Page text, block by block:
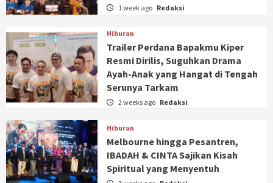
1 week ago Redaksi
Hiburan
Trailer Perdana Bapakmu Kiper
Resmi Dirilis, Suguhkan Drama
Ayah-Anak yang Hangat di Tengah
Serunya Tarkam
2 weeks ago Redaksi
Hiburan
Melbourne hingga Pesantren,
IBADAH & CINTA Sajikan Kisah
Spiritual yang Menyentuh